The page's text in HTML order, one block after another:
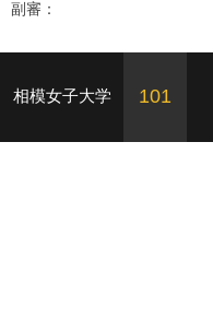
副審：
相模女子大学 101